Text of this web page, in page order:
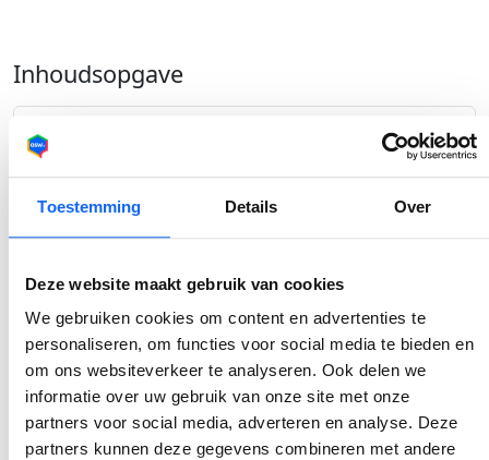
Toestemming Details Over
Deze website maakt gebruik van cookies
We gebruiken cookies om content en advertenties te
personaliseren, om functies voor social media te bieden en
om ons websiteverkeer te analyseren. Ook delen we
informatie over uw gebruik van onze site met onze
partners voor social media, adverteren en analyse. Deze
partners kunnen deze gegevens combineren met andere
Inhoudsopgave
Een liefhebber van het 'caravanleven'?
Maar waar huur je zoal een caravan?
Dus waarom eerst een caravan huren en dan pas
kopen?
Geplaatst door
Denise Meijer
Delen